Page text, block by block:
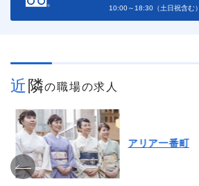
10:00～18:30（土日祝含む）
近隣の職場の求人
アリア一番町